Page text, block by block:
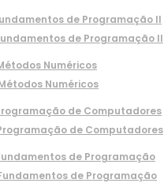
de Programação II
de Programação II
Numéricos
Numéricos
de Computadores
de Computadores
de Programação
de Programação